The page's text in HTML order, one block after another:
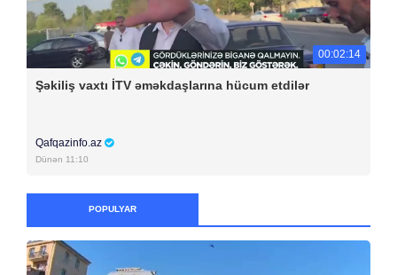
00:02:14
Şəkiliş vaxtı İTV əməkdaşlarına hücum etdilər
Qafqazinfo.az
Dünən 11:10
POPULYAR